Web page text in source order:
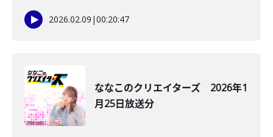
2026.02.09 |00:20:47
ななこのクリエイターズ 2026年1
月25日放送分